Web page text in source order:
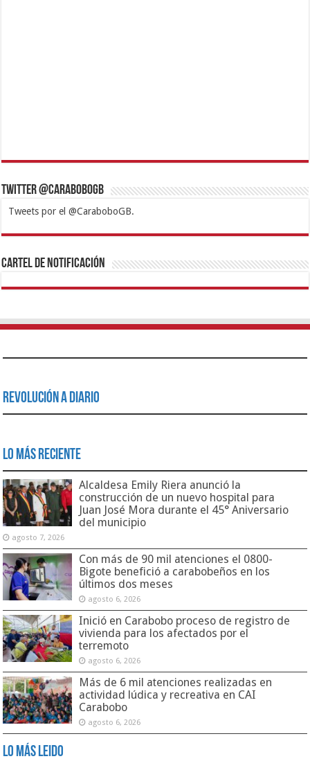
Twitter @CaraboboGB
Tweets por el @CaraboboGB.
1xbetBetturkeyBetistKralbetSupertotobetTipobetMatadorbetMariobet
https://mvbcasino.com/
Cartel de Notificación
Revolución a Diario
Lo Más Reciente
Alcaldesa Emily Riera anunció la
construcción de un nuevo hospital para
Juan José Mora durante el 45° Aniversario
del municipio
agosto 7, 2026
Con más de 90 mil atenciones el 0800-
Bigote benefició a carabobeños en los
últimos dos meses
agosto 6, 2026
Inició en Carabobo proceso de registro de
vivienda para los afectados por el
terremoto
agosto 6, 2026
Más de 6 mil atenciones realizadas en
actividad lúdica y recreativa en CAI
Carabobo
agosto 6, 2026
Lo Más Leido